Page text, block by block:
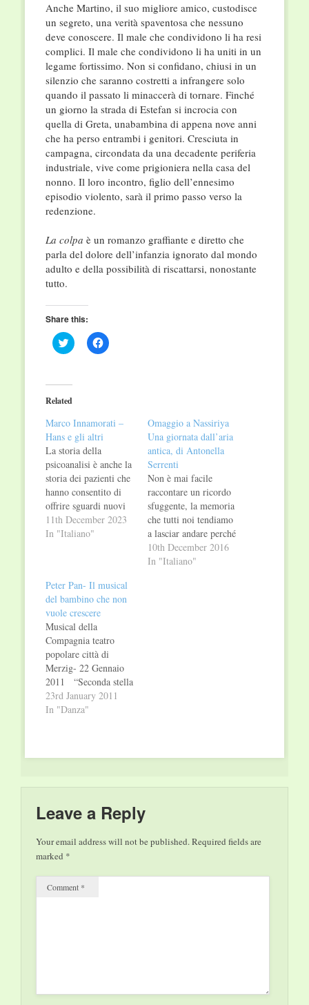
Anche Martino, il suo migliore amico, custodisce
un segreto, una verità spaventosa che nessuno
deve conoscere. Il male che condividono li ha resi
complici. Il male che condividono li ha uniti in un
legame fortissimo. Non si confidano, chiusi in un
silenzio che saranno costretti a infrangere solo
quando il passato li minaccerà di tornare. Finché
un giorno la strada di Estefan si incrocia con
quella di Greta, unabambina di appena nove anni
che ha perso entrambi i genitori. Cresciuta in
campagna, circondata da una decadente periferia
industriale, vive come prigioniera nella casa del
nonno. Il loro incontro, figlio dell’ennesimo
episodio violento, sarà il primo passo verso la
redenzione.
La colpa è un romanzo graffiante e diretto che
parla del dolore dell’infanzia ignorato dal mondo
adulto e della possibilità di riscattarsi, nonostante
tutto.
Share this:
Click
to
(Opens
in
new
Click
to
Related
Marco Innamorati –
Hans e gli altri
La storia della
psicoanalisi è anche la
storia dei pazienti che
hanno consentito di
offrire sguardi nuovi
per ripensarne la
teoria e la tecnica. Il
idee psicoanalitiche
attraverso dieci casi
clinici particolarmente
significativi per i
terapeuti che li hanno
raccontati. I pazienti,
in…
11th December 2023
In "Italiano"
Omaggio a Nassiriya
Una giornata dall’aria
antica, di Antonella
Serrenti
Non è mai facile
raccontare un ricordo
sfuggente, la memoria
che tutti noi tendiamo
a lasciar andare perché
troppo dolorosa è
sempre un ostacolo,
10th December 2016
In "Italiano"
Peter Pan- Il musical
del bambino che non
vuole crescere
Musical della
Compagnia teatro
popolare città di
Merzig- 22 Gennaio
2011 “Seconda stella
a destra, questo è il
cammino”...
Peter Pan, scritta da J-
M. Barrie nel 1902.
realizzato un intero
album…
23rd January 2011
In "Danza"
Leave a Reply
Your email address will not be published.Required fields are
marked *
Comment *